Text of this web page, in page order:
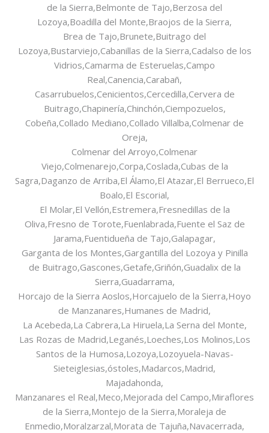
de la Sierra,Belmonte de Tajo,Berzosa del
Lozoya,Boadilla del Monte,Braojos de la Sierra,
Brea de Tajo,Brunete,Buitrago del
Lozoya,Bustarviejo,Cabanillas de la Sierra,Cadalso de los
Vidrios,Camarma de Esteruelas,Campo
Real,Canencia,Carabañ,
Casarrubuelos,Cenicientos,Cercedilla,Cervera de
Buitrago,Chapinería,Chinchón,Ciempozuelos,
Cobeña,Collado Mediano,Collado Villalba,Colmenar de
Oreja,
Colmenar del Arroyo,Colmenar
Viejo,Colmenarejo,Corpa,Coslada,Cubas de la
Sagra,Daganzo de Arriba,El Álamo,El Atazar,El Berrueco,El
Boalo,El Escorial,
El Molar,El Vellón,Estremera,Fresnedillas de la
Oliva,Fresno de Torote,Fuenlabrada,Fuente el Saz de
Jarama,Fuentidueña de Tajo,Galapagar,
Garganta de los Montes,Gargantilla del Lozoya y Pinilla
de Buitrago,Gascones,Getafe,Griñón,Guadalix de la
Sierra,Guadarrama,
Horcajo de la Sierra Aoslos,Horcajuelo de la Sierra,Hoyo
de Manzanares,Humanes de Madrid,
La Acebeda,La Cabrera,La Hiruela,La Serna del Monte,
Las Rozas de Madrid,Leganés,Loeches,Los Molinos,Los
Santos de la Humosa,Lozoya,Lozoyuela-Navas-
Sieteiglesias,óstoles,Madarcos,Madrid,
Majadahonda,
Manzanares el Real,Meco,Mejorada del Campo,Miraflores
de la Sierra,Montejo de la Sierra,Moraleja de
Enmedio,Moralzarzal,Morata de Tajuña,Navacerrada,